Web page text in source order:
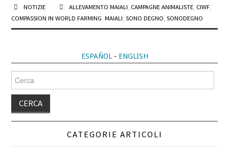
NOTIZIE ALLEVAMENTO MAIALI, CAMPAGNE ANIMALISTE, CIWF,
COMPASSION IN WORLD FARMING,MAIALI,SONO DEGNO,SONODEGNO
ESPAÑOL- ENGLISH
Cerca
per:
CATEGORIE ARTICOLI